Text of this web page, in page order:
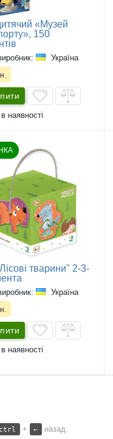
«Музей
150
Україна
наявності
тварини" 2-3-
Україна
наявності
ctrl + ← назад.